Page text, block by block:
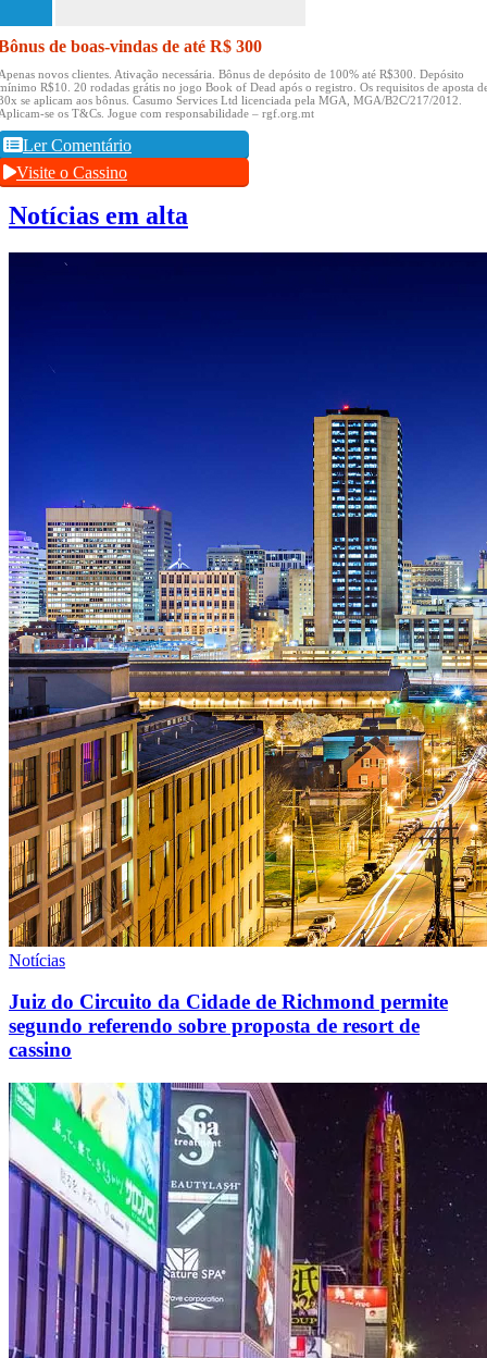
de boas-vindas de até R$ 300
novos clientes. Ativação necessária. Bônus de depósito de 100% até R$300. Depósito
R$10. 20 rodadas grátis no jogo Book of Dead após o registro. Os requisitos de aposta
se aplicam aos bônus. Casumo Services Ltd licenciada pela MGA, MGA/B2C/217/2012.
se os T&Cs. Jogue com responsabilidade – rgf.org.mt
Ler Comentário
Visite o Cassino
Notícias em alta
Notícias
Juiz do Circuito da Cidade de Richmond permite
segundo referendo sobre proposta de resort de
cassino